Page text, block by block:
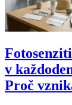
v
Proč